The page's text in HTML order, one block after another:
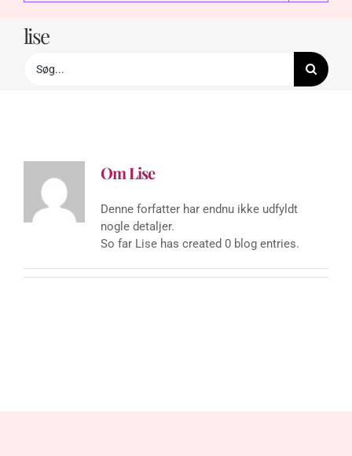
lise
efter:
OmLise
Denne forfatter har endnu ikke udfyldt
nogle detaljer.
So far Lise has created 0 blog entries.